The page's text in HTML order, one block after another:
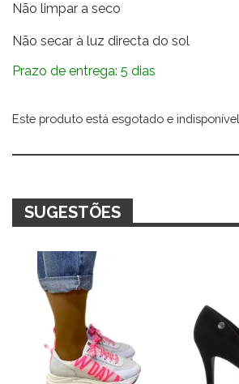
Não limpar a seco
Não secar à luz directa do sol
Prazo de entrega: 5 dias
Este produto está esgotado e indisponível.
Alternative:
SUGESTÕES